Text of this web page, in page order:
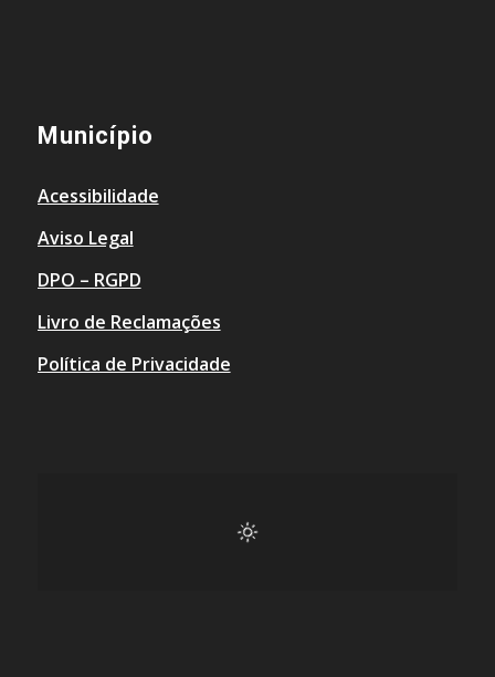
Município
Acessibilidade
Aviso Legal
DPO – RGPD
Livro de Reclamações
Política de Privacidade